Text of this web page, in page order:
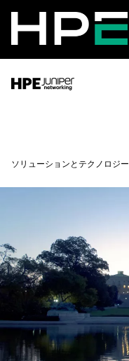
ソリューションとテクノロジー